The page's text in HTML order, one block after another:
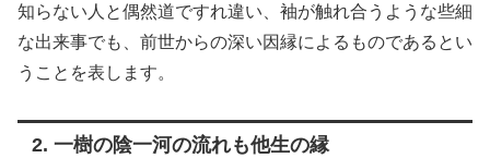
知らない人と偶然道ですれ違い、袖が触れ合うような些細
な出来事でも、前世からの深い因縁によるものであるとい
うことを表します。
2. 一樹の陰一河の流れも他生の縁